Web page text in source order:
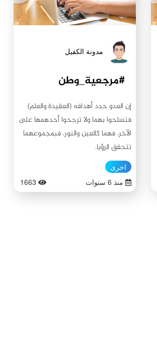
مدونة الكفيل
#مرجعية_وطن
إن العدو حدد أهدافه (العقيدة والعلم)
فتسلحوا بهما ولا ترجحوا أحدهمها على
الآخر، فهما كالعين والنور، فبمجموعهما
تتحقق الرؤيا.
اخرى
منذ 6 سنوات
1663